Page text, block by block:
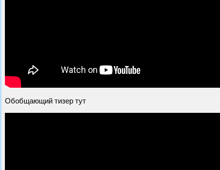
Обобщающий тизер тут